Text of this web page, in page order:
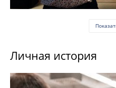
Личная история